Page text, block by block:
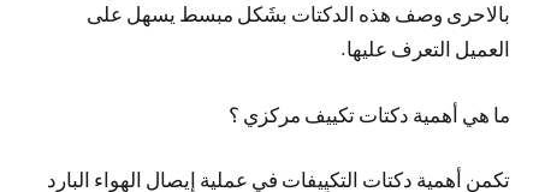
بالاحرى وصف هذه الدكتات بشَكل مبسط يسهل على
العميل التعرف عليها.
ما هي أهمية دكتات تكييف مركزي ؟
تكمن أهمية دكتات التكيِيفات في عملية إيصال الهواء البارد